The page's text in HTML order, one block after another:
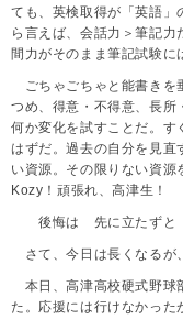
ても、英検取得が「英語」
ら言えば、会話力＞筆記力
間力がそのまま筆記試験に
ごちゃごちゃと能書きを
つめ、得意・不得意、長所
何か変化を試すことだ。す
はずだ。過去の自分を見直
い資源。その限りない資
Kozy！頑張れ、高津生！
後悔は 先に立たずと
さて、今日は長くなるが
本日、高津高校硬式野球
た。応援には行けなかった